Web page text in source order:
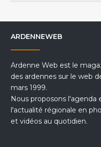
ARDENNEWEB
Ardenne Web est le
des ardennes sur le web
mars 1999.
Nous proposons l'agenda
l'actualité régionale en
et vidéos au quotidien.